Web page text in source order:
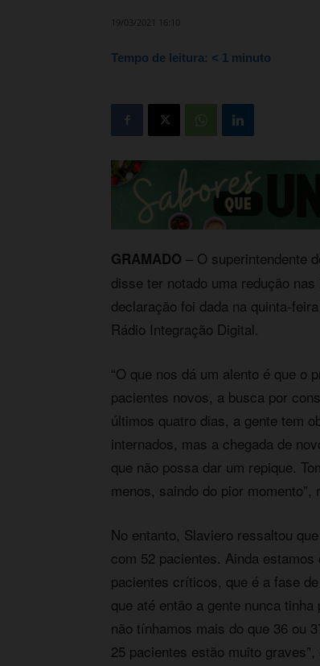
19/03/2021 16:10
Tempo de leitura: < 1 minuto
GRAMADO – O superintendente
disse ter notado uma redução
declaração foi dada na quinta-
Rádio Integração Digital.
“O que nos dá um alento é que o
pacientes novos, a busca por
últimos quatro dias, a gente tem
internados, mas a chegada de
que não possa dar um repique.
menos, saindo do pior momento”,
No entanto, Slaviero ressaltou
com 52 pacientes. Ainda
pacientes críticos, que é a fase
que até então a gente nunca
não tínhamos mais do que 36 ou
25 pacientes estão muito graves”,